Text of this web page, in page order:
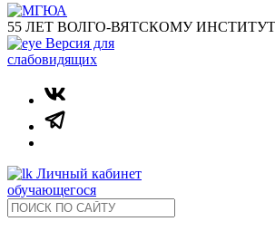
55 ЛЕТ ВОЛГО-ВЯТСКОМУ
Версия для
слабовидящих
Личный кабинет
обучающегося